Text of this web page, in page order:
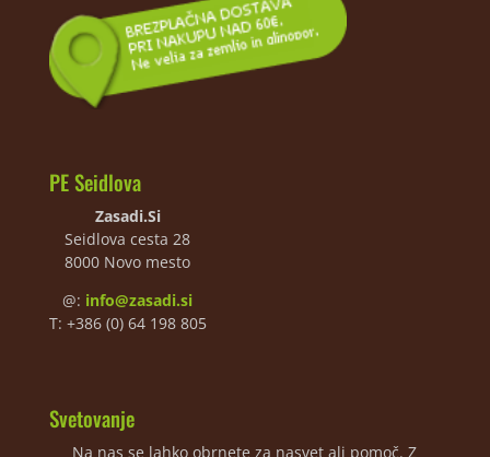
PE Seidlova
Zasadi.Si
Seidlova cesta 28
8000 Novo mesto
@: info@zasadi.si
T: +386 (0) 64 198 805
Svetovanje
Na nas se lahko obrnete za nasvet ali pomoč. Z